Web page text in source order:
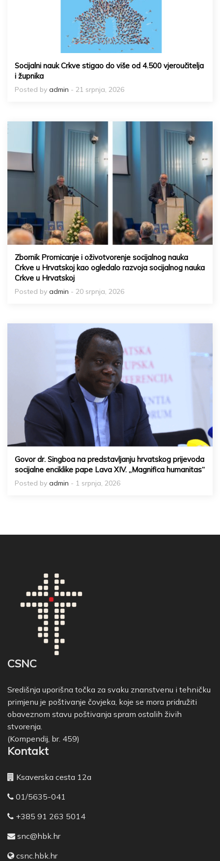
Socijalni nauk Crkve stigao do više od 4.500 vjeroučitelja
i župnika
Posted by admin - 21 srpnja, 2026
Zbornik Promicanje i oživotvorenje socijalnog nauka
Crkve u Hrvatskoj kao ogledalo razvoja socijalnog nauka
Crkve u Hrvatskoj
Posted by admin - 20 srpnja, 2026
Govor dr. Singboa na predstavljanju hrvatskog prijevoda
socijalne enciklike pape Lava XIV. „Magnifica humanitas“
Posted by admin - 1 srpnja, 2026
CSNC
Središnja uporišna točka za svaku znanstvenu i tehničku
primjenu je poštivanje čovjeka, koje se mora pridružiti
obaveznom stavu poštivanja spram ostalih živih
stvorenja.
(Kompendij, br. 459)
Kontakt
Ksaverska cesta 12a
01/5635-041
+385 91 263 5014
snc@hbk.hr
csnc.hbk.hr